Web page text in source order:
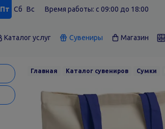
Пт Сб Вс Время работы: c 09:00 до 18:00
Каталог услуг Сувениры Магазин
Главная Каталог сувениров Сумки